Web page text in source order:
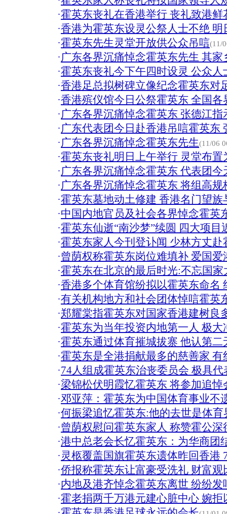
·霍英东丧礼在香港举行 丧礼致港鲜
·香港为霍英东设灵公祭人士不绝 明
·霍英东先生灵堂开放供公众吊唁(11/
·广东各界沉痛悼念霍英东先生 其家
·霍英东丧礼今下午四时设灵 公众人
·香港足总拟树碑立像纪念霍英东对
·香港殡仪馆今日公祭霍英东 全国各
·广东各界沉痛悼念霍英东 张德江指
·广东代表团今日赴香港吊唁霍英东
·广东各界沉痛悼念霍英东先生(11/06
·霍英东丧礼明日上午举行 灵堂布置
·广东各界沉痛悼念霍英东 代表团今
·广东各界沉痛悼念霍英东 将组高规
·霍英东墓地动土修建 香港名门望族
·中国内地官员及社会各界悼念霍英
·霍英东仙逝“南沙梦”续圆 四大项目
·霍英东家人今刊登讣闻 少林方丈赴
·曾荫权称霍英东岗位难填补 爱国爱
·霍英东在北京的最后时光:不忘国家
·香港多个体育馆纷拟以霍英东命名
·有关机构地方和社会团体悼唁霍英
·郑耀棠指霍英东对国家香港建树良
·霍英东为当年投资内地第一人 极大
·霍英东通过体育摧城拔寨 他认第二
·霍英东是全港捐献最多的慈善家 有
·74人组成霍英东治丧委员会 极具
·梁锦松伏明霞忆霍英东 将参加追悼
·邓亚萍：霍英东为中国体育事业不
·何振梁追忆霍英东:他的去世是体育
·曾荫权慰问霍英东家人 称赞霍公深
·港中总老会长忆霍英东：为华商团
·灵柩覆盖国旗霍英东遗体昨回香港
·侨报称霍英东让富豪受洗礼 财富观
·内地及港齐悼念霍英东离世 纷纷发
·霍老捐两千万港元建心脏中心 婉拒